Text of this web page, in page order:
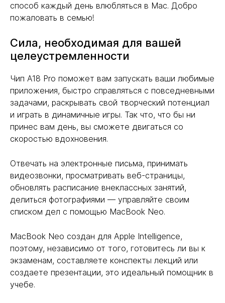
способ каждый день влюбляться в Mac. Добро
пожаловать в семью!
Сила, необходимая для вашей
целеустремленности
Чип A18 Pro поможет вам запускать ваши любимые
приложения, быстро справляться с повседневными
задачами, раскрывать свой творческий потенциал
и играть в динамичные игры. Так что, что бы ни
принес вам день, вы сможете двигаться со
скоростью вдохновения.
Отвечать на электронные письма, принимать
видеозвонки, просматривать веб-страницы,
обновлять расписание внеклассных занятий,
делиться фотографиями — управляйте своим
списком дел с помощью MacBook Neo.
MacBook Neo создан для Apple Intelligence,
поэтому, независимо от того, готовитесь ли вы к
экзаменам, составляете конспекты лекций или
создаете презентации, это идеальный помощник в
учебе.